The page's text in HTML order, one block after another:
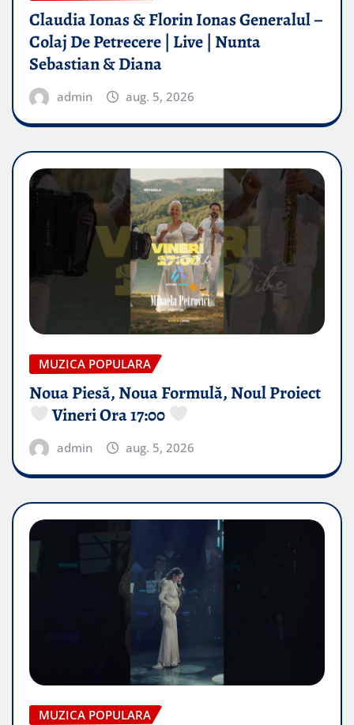
Claudia Ionas & Florin Ionas Generalul –
Colaj De Petrecere | Live | Nunta
Sebastian & Diana
admin aug. 5, 2026
MUZICA POPULARA
Noua Piesă, Noua Formulă, Noul Proiect
Vineri Ora 17:00
admin aug. 5, 2026
MUZICA POPULARA